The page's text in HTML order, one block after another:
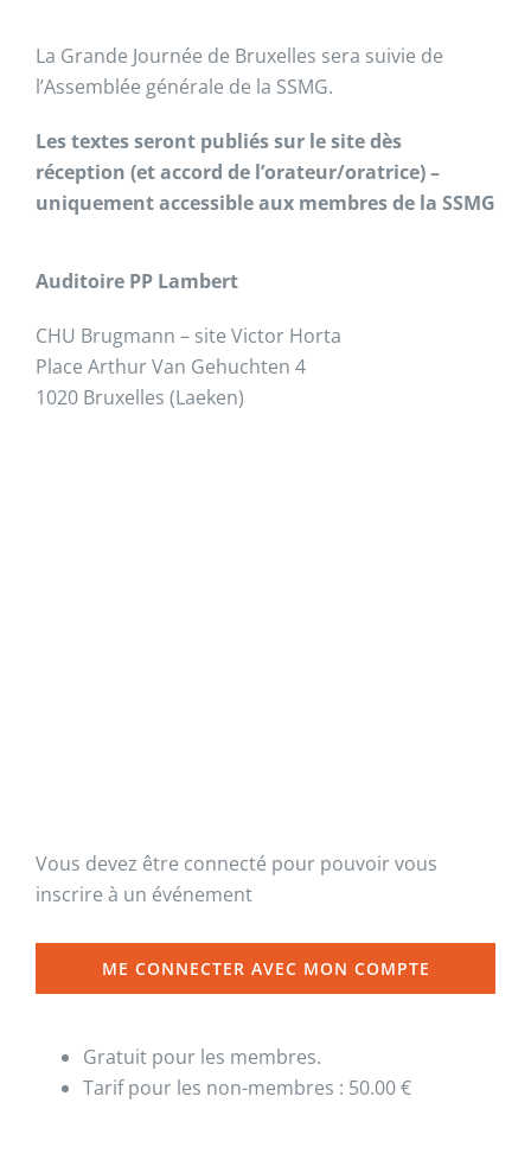
La Grande Journée de Bruxelles sera suivie de
l’Assemblée générale de la SSMG.
Les textes seront publiés sur le site dès
réception (et accord de l’orateur/oratrice) –
uniquement accessible aux membres de la SSMG
Auditoire PP Lambert
CHU Brugmann – site Victor Horta
Place Arthur Van Gehuchten 4
1020 Bruxelles (Laeken)
Vous devez être connecté pour pouvoir vous
inscrire à un événement
ME CONNECTER AVEC MON COMPTE
Gratuit pour les membres.
Tarif pour les non-membres : 50.00 €